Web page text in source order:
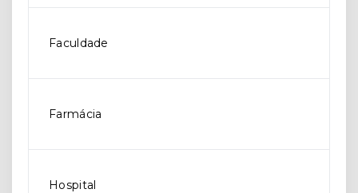
Faculdade
Farmácia
Hospital